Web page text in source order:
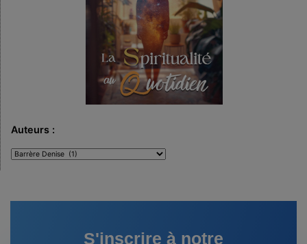
Auteurs :
Auteurs
:
S'inscrire à notre